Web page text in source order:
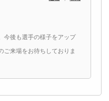
今後も選手の様子をアップ
ご来場をお待ちしておりま